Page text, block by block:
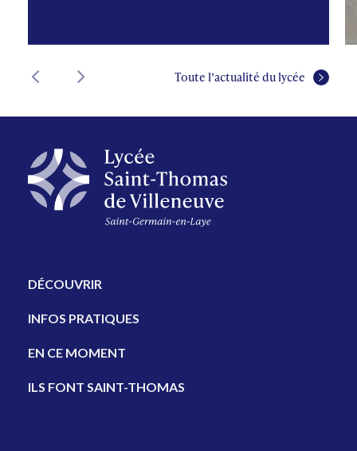
Toute l’actualité du lycée
DÉCOUVRIR
INFOS PRATIQUES
EN CE MOMENT
ILS FONT SAINT-THOMAS